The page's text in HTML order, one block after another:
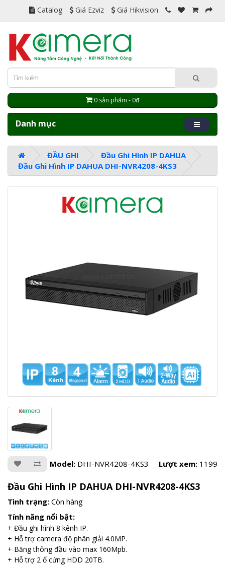
Catalog Giá Ezviz Giá Hikvision
0 sản phẩm - 0đ
Danh mục
ĐẦU GHI
Đầu Ghi Hình IP DAHUA
Đầu Ghi Hình IP DAHUA DHI-NVR4208-4KS3
Model: DHI-NVR4208-4KS3 Lượt xem: 1199
Đầu Ghi Hình IP DAHUA DHI-NVR4208-4KS3
Tình trạng: Còn hàng
Tính năng nổi bật:
+ Đầu ghi hình 8 kênh IP.
+ Hỗ trợ camera độ phân giải 4.0MP.
+ Băng thông đầu vào max 160Mpb.
+ Hỗ trợ 2 ổ cứng HDD 20TB.